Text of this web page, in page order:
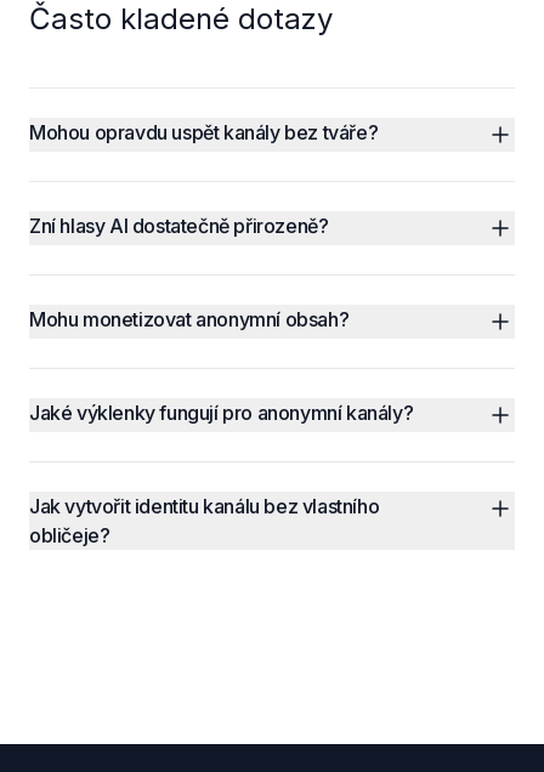
Často kladené dotazy
Mohou opravdu uspět kanály bez tváře?
Zní hlasy AI dostatečně přirozeně?
Mohu monetizovat anonymní obsah?
Jaké výklenky fungují pro anonymní kanály?
Jak vytvořit identitu kanálu bez vlastního
obličeje?